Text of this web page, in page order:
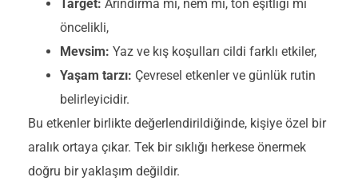
Target: Arındırma mı, nem mi, ton eşitliği mi
öncelikli,
Mevsim: Yaz ve kış koşulları cildi farklı etkiler,
Yaşam tarzı: Çevresel etkenler ve günlük rutin
belirleyicidir.
Bu etkenler birlikte değerlendirildiğinde, kişiye özel bir
aralık ortaya çıkar. Tek bir sıklığı herkese önermek
doğru bir yaklaşım değildir.